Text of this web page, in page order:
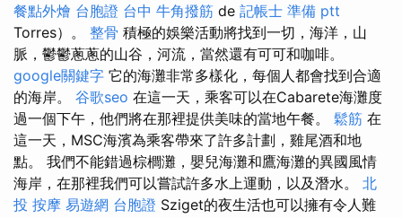
餐點外燴 台胞證 台中 牛角撥筋 de 記帳士 準備 ptt
Torres）。 整骨 積極的娛樂活動將找到一切，海洋，山
脈，鬱鬱蔥蔥的山谷，河流，當然還有可可和咖啡。
google關鍵字 它的海灘非常多樣化，每個人都會找到合適
的海岸。 谷歌seo 在這一天，乘客可以在Cabarete海灘度
過一個下午，他們將在那裡提供美味的當地午餐。 鬆筋 在
這一天，MSC海濱為乘客帶來了許多計劃，雞尾酒和地
點。 我們不能錯過棕櫚灘，嬰兒海灘和鷹海灘的異國風情
海岸，在那裡我們可以嘗試許多水上運動，以及潛水。 北
投 按摩 易遊網 台胞證 Sziget的夜生活也可以擁有令人難